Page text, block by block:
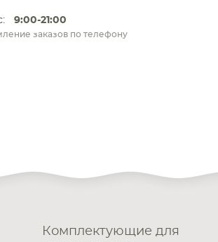
9:00-21:00
заказов по телефону
Комплектующие для